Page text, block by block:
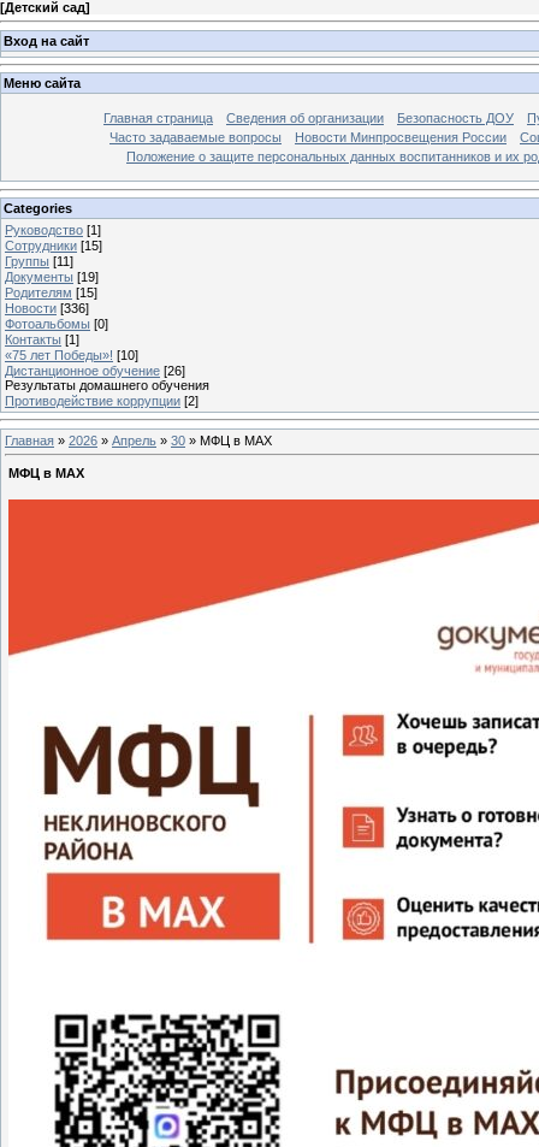
[Детский сад]
Вход на сайт
Меню сайта
Главная страница Сведения об организации Безопасность ДОУ
Часто задаваемые вопросы
Новости Минпросвещения России
Положение о защите персональных данных воспитанников и их
Categories
Руководство [1]
Сотрудники [15]
Группы [11]
Документы [19]
Родителям [15]
Новости [336]
Фотоальбомы [0]
Контакты [1]
«75 лет Победы»! [10]
Дистанционное обучение [26]
Результаты домашнего обучения
Противодействие коррупции [2]
Главная » 2026 » Апрель » 30 » МФЦ в MAX
МФЦ в MAX